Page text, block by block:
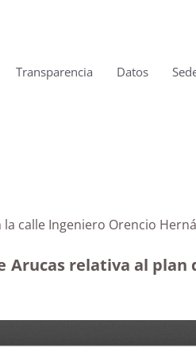
Transparencia Datos
calle Ingeniero Orencio
relativa al plan